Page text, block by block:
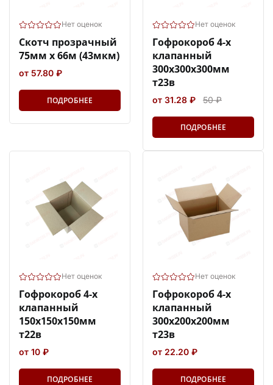
Нет оценок
Скотч прозрачный
75мм х 66м (43мкм)
от 57.80 ₽
ПОДРОБНЕЕ
Нет оценок
Гофрокороб 4-х
клапанный
300х300х300мм
т23в
от 31.28 ₽ 50 ₽
ПОДРОБНЕЕ
Нет оценок
Гофрокороб 4-х
клапанный
150х150х150мм
т22в
от 10 ₽
ПОДРОБНЕЕ
Нет оценок
Гофрокороб 4-х
клапанный
300х200х200мм
т23в
от 22.20 ₽
ПОДРОБНЕЕ